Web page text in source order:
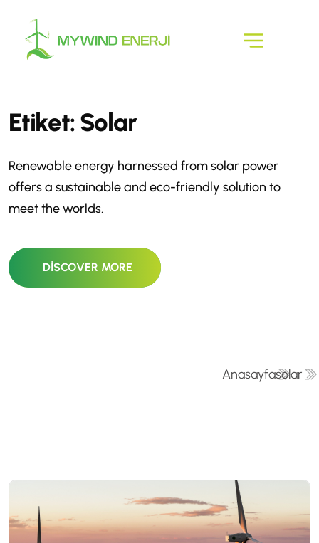
Etiket:Solar
Renewable energy harnessed from solar power
offers a sustainable and eco-friendly solution to
meet the worlds.
DISCOVER MORE
Anasayfasolar